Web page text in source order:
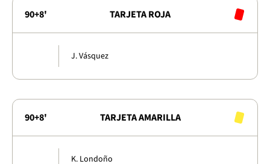
90+8' TARJETA ROJA
J. Vásquez
90+8' TARJETA AMARILLA
K. Londoño